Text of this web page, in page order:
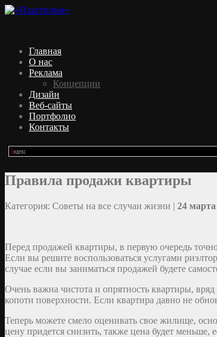
Главная
О нас
Реклама
Концепции
Дизайн
Веб-сайты
Портфолио
Контакты
Правила продажи квартиры
Категория: Советы на все случаи жизни | 24 марта
Перед продажей квартиры, в первую очередь
Если вы решите воспользоваться услугами
случае если вы заниматься продажей будете
Очень важна чистота и опрятность квартиры,
копоти поверхности. Если квартира давно не
Теперь можете смело оценивать свое жилище,
цену придется снизить, также цена будет